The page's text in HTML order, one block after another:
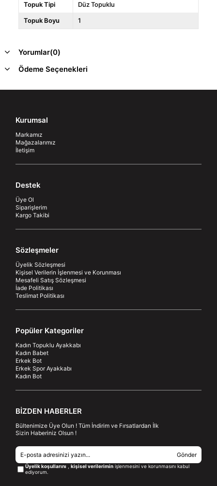
Topuk Tipi Düz Topuklu
Topuk Boyu 1
Yorumlar(0)
Ödeme Seçenekleri
Kurumsal
Markamız
Mağazalarımız
İletişim
Destek
Üye Ol
Siparişlerim
Kargo Takibi
Sözleşmeler
Üyelik Sözleşmesi
Kişisel Verilerin İşlenmesi ve Korunması
Mesafeli Satış Sözleşmesi
İade Politikası
Teslimat Politikası
Popüler Kategoriler
Kadın Topuklu Ayakkabı
Kadın Babet
Erkek Bot
Erkek Spor Ayakkabı
Kadın Bot
BİZDEN HABERLER
Bültenimize Üye Olun ! Tüm İndirim ve Fırsatlardan İlk
Sizin Haberiniz Olsun !
Gönder
Üyelik koşullarını, kişisel verileriminişlenmesini ve korunmasını kabul
ediyorum.